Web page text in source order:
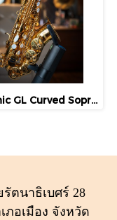
Sonsonic GL Curved Soprano Saxophone
นาธิเบศร์ 28
ภอเมือง จังหวัด